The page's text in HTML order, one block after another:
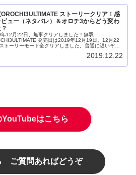
ストーリークリア！感
ュー（ネタバレ）＆オロチ3からどう変わ
12月22日、無事クリアしました！無双
発売日は2019年12月19日。12月22
トーリーモード全クリアしました。普通に遅いぞは
2019.12.22
YouTubeはこちら
ご質問あればどうぞ